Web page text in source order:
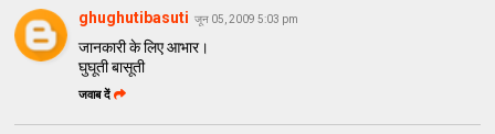
ghughutibasuti जून 05, 2009 5:03 pm
जानकारी के लिए आभार।
घुघूती बासूती
जवाब दें